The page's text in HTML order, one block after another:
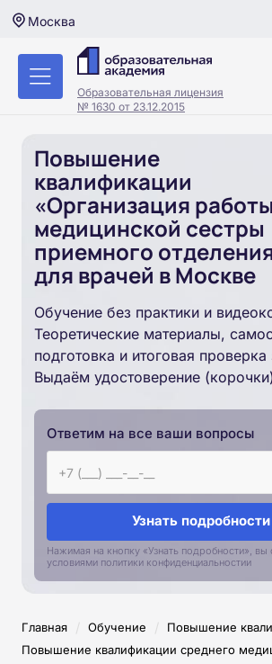
Москва
Образовательная лицензия
№ 1630 от 23.12.2015
Повышение
квалификации
«Организация работы
медицинской сестры
приемного
для врачей в Москве
Обучение без практики и
Теоретические материалы,
подготовка и итоговая проверка
Выдаём удостоверение
Ответим на все ваши вопросы
Узнать подробности
Нажимая на кнопку «Узнать подробности», вы
условиями политики конфиденциальностии
Главная / Обучение / Повышение
Повышение квалификации среднего